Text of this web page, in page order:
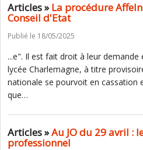
Articles »La procédure
Conseil d'Etat
Publié le 18/05/2025
...e". Il est fait droit à leur
lycée Charlemagne, à titre
nationale se pourvoit en cassation
que…
Articles »Au JO du 29 avril :
professionnel